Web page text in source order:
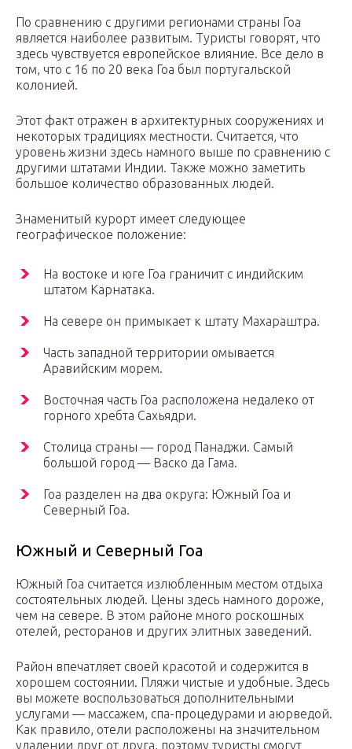
По сравнению с другими регионами страны Гоа
является наиболее развитым. Туристы говорят, что
здесь чувствуется европейское влияние. Все дело в
том, что с 16 по 20 века Гоа был португальской
колонией.
Этот факт отражен в архитектурных сооружениях и
некоторых традициях местности. Считается, что
уровень жизни здесь намного выше по сравнению с
другими штатами Индии. Также можно заметить
большое количество образованных людей.
Знаменитый курорт имеет следующее
географическое положение:
На востоке и юге Гоа граничит с индийским
штатом Карнатака.
На севере он примыкает к штату Махараштра.
Часть западной территории омывается
Аравийским морем.
Восточная часть Гоа расположена недалеко от
горного хребта Сахьядри.
Столица страны — город Панаджи. Самый
большой город — Васко да Гама.
Гоа разделен на два округа: Южный Гоа и
Северный Гоа.
Южный и Северный Гоа
Южный Гоа считается излюбленным местом отдыха
состоятельных людей. Цены здесь намного дороже,
чем на севере. В этом районе много роскошных
отелей, ресторанов и других элитных заведений.
Район впечатляет своей красотой и содержится в
хорошем состоянии. Пляжи чистые и удобные. Здесь
вы можете воспользоваться дополнительными
услугами — массажем, спа-процедурами и аюрведой.
Как правило, отели расположены на значительном
удалении друг от друга, поэтому туристы смогут